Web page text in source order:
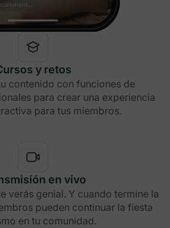
y retos
contenido con funciones de
para crear una experiencia
para tus miembros.
en vivo
verás genial. Y cuando termine la
pueden continuar la fiesta
en tu comunidad.